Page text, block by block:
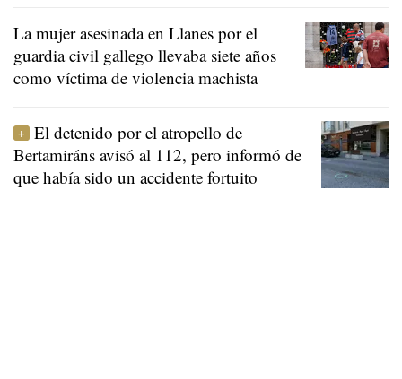
La mujer asesinada en Llanes por el
guardia civil gallego llevaba siete años
como víctima de violencia machista
El detenido por el atropello de
Bertamiráns avisó al 112, pero informó de
que había sido un accidente fortuito